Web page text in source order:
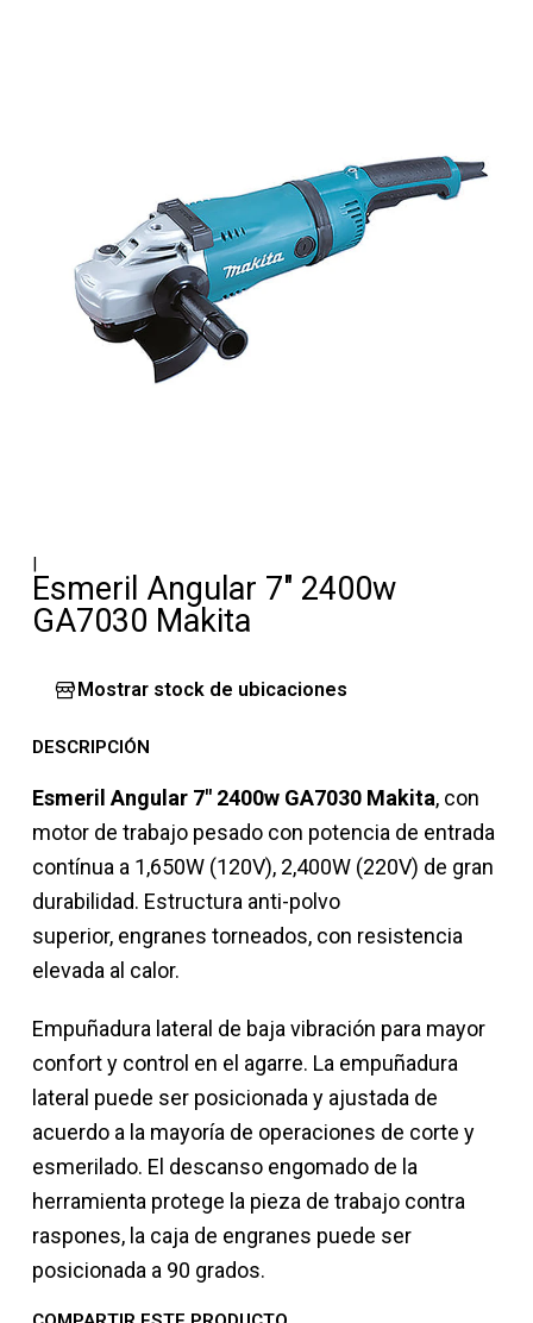
|
Esmeril Angular 7" 2400w
GA7030 Makita
Mostrar stock de ubicaciones
DESCRIPCIÓN
Esmeril Angular 7" 2400w GA7030 Makita, con
motor de trabajo pesado con potencia de entrada
contínua a 1,650W (120V), 2,400W (220V) de gran
durabilidad. Estructura anti-polvo
superior, engranes torneados, con resistencia
elevada al calor.
Empuñadura lateral de baja vibración para mayor
confort y control en el agarre. La empuñadura
lateral puede ser posicionada y ajustada de
acuerdo a la mayoría de operaciones de corte y
esmerilado. El descanso engomado de la
herramienta protege la pieza de trabajo contra
raspones, la caja de engranes puede ser
posicionada a 90 grados.